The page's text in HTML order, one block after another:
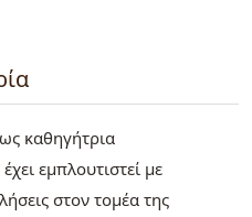
καθηγήτρια
εμπλουτιστεί με
στον τομέα της